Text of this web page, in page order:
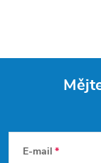
E-mail